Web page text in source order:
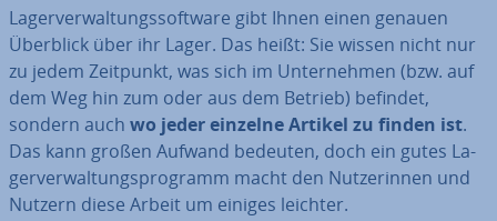
La­ger­ver­wal­tungs­soft­ware gibt Ihnen einen genauen
Überblick über ihr Lager. Das heißt: Sie wissen nicht nur
zu jedem Zeitpunkt, was sich im Un­ter­neh­men (bzw. auf
dem Weg hin zum oder aus dem Betrieb) befindet,
sondern auch wo jeder einzelne Artikel zu finden ist.
Das kann großen Aufwand bedeuten, doch ein gutes La­
ger­ver­wal­tungs­pro­gramm macht den Nut­ze­rin­nen und
Nutzern diese Arbeit um einiges leichter.